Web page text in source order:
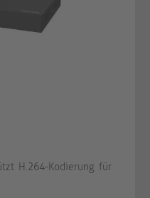
H.264-Kodierung für